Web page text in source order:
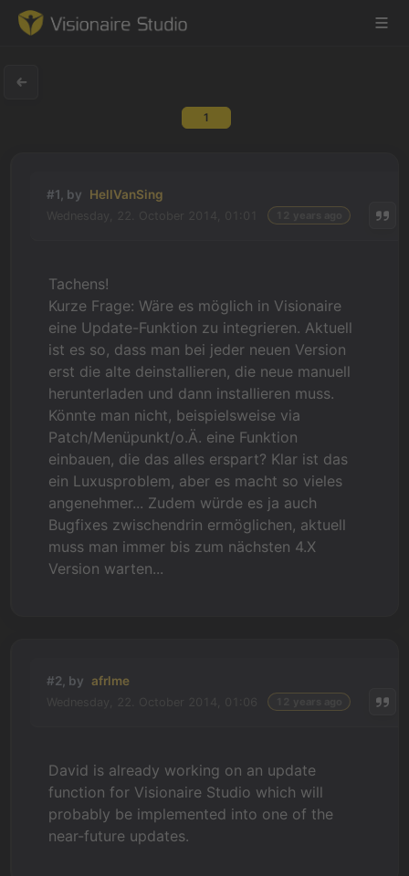
Learning
News & Stories
Downloads
1
#1, by HellVanSing
Tachens!
Kurze Frage: Wäre es möglich in Visionaire
eine Update-Funktion zu integrieren. Aktuell
ist es so, dass man bei jeder neuen Version
erst die alte deinstallieren, die neue manuell
herunterladen und dann installieren muss.
Könnte man nicht, beispielsweise via
Patch/Menüpunkt/o.Ä. eine Funktion
einbauen, die das alles erspart? Klar ist das
ein Luxusproblem, aber es macht so vieles
angenehmer... Zudem würde es ja auch
Bugfixes zwischendrin ermöglichen, aktuell
muss man immer bis zum nächsten 4.X
Version warten...
#2, by afrlme
David is already working on an update
function for Visionaire Studio which will
probably be implemented into one of the
near-future updates.